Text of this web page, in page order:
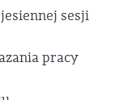
sesji
pracy